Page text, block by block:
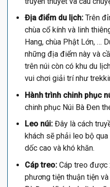
Địa điểm du lịch:Trên
chùa cổ kính và linh
Hang, chùa Phật Lớn, …
những địa điểm này và
trên núi còn có khu du
vui chơi giải trí như
Hành trình chinh phục
chinh phục Núi Bà Đen
Leo núi:Đây là cách
khách sẽ phải leo bộ
dốc cao và khó khăn.
Cáp treo:Cáp treo được
phương tiện thuận tiện